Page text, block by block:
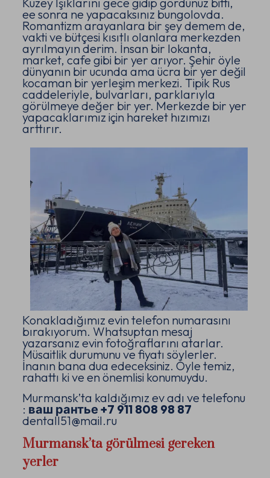
ee sonra ne yapacaksınız bungolovda.
Romantizm arayanlara bir şey demem de,
vakti ve bütçesi kısıtlı olanlara merkezden
ayrılmayın derim. İnsan bir lokanta,
market, cafe gibi bir yer arıyor. Şehir öyle
dünyanın bir ucunda ama ücra bir yer değil
kocaman bir yerleşim merkezi. Tipik Rus
caddeleriyle, bulvarları, parklarıyla
görülmeye değer bir yer. Merkezde bir yer
yapacaklarımız için hareket hızımızı
arttırır.
Konakladığımız evin telefon numarasını
bırakıyorum. Whatsuptan mesaj
yazarsanız evin fotoğraflarını atarlar.
Müsaitlik durumunu ve fiyatı söylerler.
İnanın bana dua edeceksiniz. Öyle temiz,
rahattı ki ve en önemlisi konumuydu.
Murmansk’ta kaldığımız ev adı ve telefonu
: ваш рантье +7 911 808 98 87
dentall51@mail.ru
Murmansk’ta görülmesi gereken
yerler